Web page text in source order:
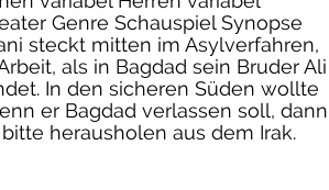
Genre Schauspiel Synopse
steckt mitten im Asylverfahren,
als in Bagdad sein Bruder Ali
In den sicheren Süden wollte
er Bagdad verlassen soll, dann
herausholen aus dem Irak.